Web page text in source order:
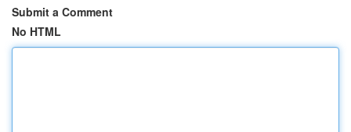
Submit a Comment
No HTML